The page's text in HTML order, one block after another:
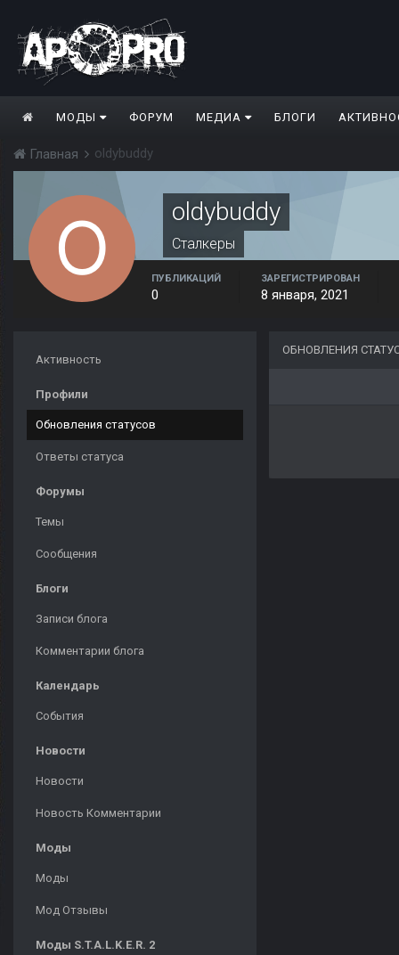
МОДЫ ФОРУМ МЕДИА БЛОГИ
Главная oldybuddy
oldybuddy
Сталкеры
ПУБЛИКАЦИЙ
0
ЗАРЕГИСТРИРОВАН
8 января, 2021
Активность
Профили
Обновления статусов
Ответы статуса
Форумы
Темы
Сообщения
Блоги
Записи блога
Комментарии блога
Календарь
События
Новости
Новости
Новость Комментарии
Моды
Моды
Мод Отзывы
Моды S.T.A.L.K.E.R. 2
ОБНОВЛЕНИЯ